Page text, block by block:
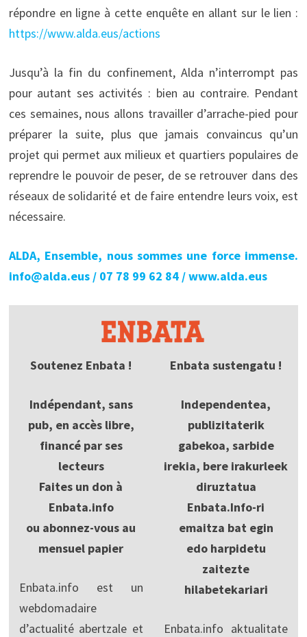
répondre en ligne à cette enquête en allant sur le lien :
https://www.alda.eus/actions
Jusqu’à la fin du confinement, Alda n’interrompt pas
pour autant ses activités : bien au contraire. Pendant
ces semaines, nous allons travailler d’arrache-pied pour
préparer la suite, plus que jamais convaincus qu’un
projet qui permet aux milieux et quartiers populaires de
reprendre le pouvoir de peser, de se retrouver dans des
réseaux de solidarité et de faire entendre leurs voix, est
nécessaire.
ALDA, Ensemble, nous sommes une force immense.
info@alda.eus / 07 78 99 62 84 / www.alda.eus
Soutenez Enbata !
Indépendant, sans
pub, en accès libre,
financé par ses
lecteurs
Faites un don à
Enbata.info
ou abonnez-vous au
mensuel papier
Enbata.info est un
webdomadaire
d’actualité abertzale et
Enbata sustengatu !
Independentea,
publizitaterik
gabekoa, sarbide
irekia, bere irakurleek
diruztatua
Enbata.Info-ri
emaitza bat egin
edo harpidetu
zaitezte
hilabetekariari
Enbata.info aktualitate